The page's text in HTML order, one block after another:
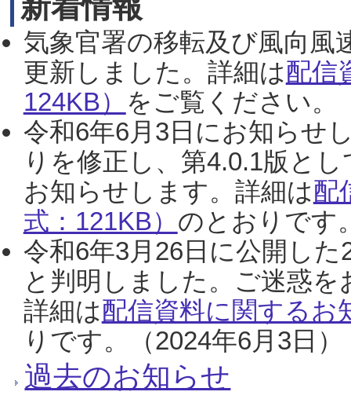
新着情報
気象官署の移転及び風向風
更新しました。詳細は配信
124KB） をご覧ください。
令和6年6月3日にお知らせ
りを修正し、第4.0.1版と
お知らせします。詳細は配
式：121KB） のとおりです
令和6年3月26日に公開し
と判明しました。ご迷惑
詳細は配信資料に関するお
りです。（2024年6月3日）
過去のお知らせ